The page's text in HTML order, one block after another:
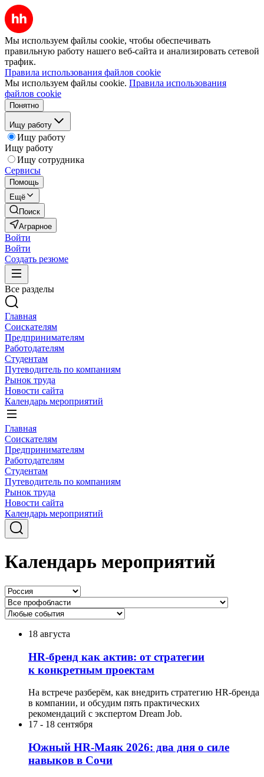
Мы используем файлы cookie, чтобы обеспечивать
правильную работу нашего веб-сайта и анализировать сетевой
трафик.
Правила использования файлов cookie
Мы используем файлы cookie. Правила использования
файлов cookie
Понятно
Ищу работу
Ищу работу
Ищу работу
Ищу сотрудника
Сервисы
Помощь
Ещё
Поиск
Аграрное
Войти
Войти
Создать резюме
Все разделы
Главная
Соискателям
Предпринимателям
Работодателям
Студентам
Путеводитель по компаниям
Рынок труда
Новости сайта
Календарь мероприятий
Главная
Соискателям
Предпринимателям
Работодателям
Студентам
Путеводитель по компаниям
Рынок труда
Новости сайта
Календарь мероприятий
Календарь мероприятий
18 августа
HR-бренд как актив: от стратегии
к конкретным проектам
На встрече разберём, как внедрить стратегию HR-бренда
в компании, и обсудим пять практических
рекомендаций с экспертом Dream Job.
17 - 18 сентября
Южный HR-Маяк 2026: два дня о силе
навыков в Сочи